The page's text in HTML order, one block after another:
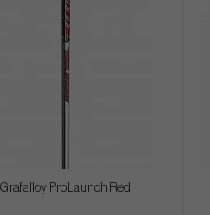
Grafalloy ProLaunch Red